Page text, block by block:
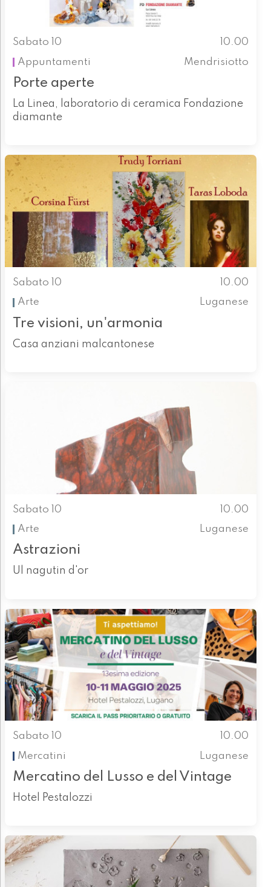
Sabato 10
10.00
Appuntamenti
Mendrisiotto
Porte aperte
La Linea, laboratorio di ceramica Fondazione
diamante
Sabato 10
10.00
Arte
Luganese
Tre visioni, un'armonia
Casa anziani malcantonese
Sabato 10
10.00
Arte
Luganese
Astrazioni
Ul nagutin d'or
Sabato 10
10.00
Mercatini
Luganese
Mercatino del Lusso e del Vintage
Hotel Pestalozzi